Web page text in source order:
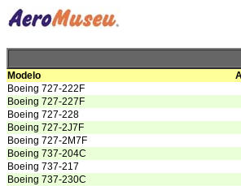
Modelo
Boeing 727-222F
Boeing 727-227F
Boeing 727-228
Boeing 727-2J7F
Boeing 727-2M7F
Boeing 737-204C
Boeing 737-217
Boeing 737-230C